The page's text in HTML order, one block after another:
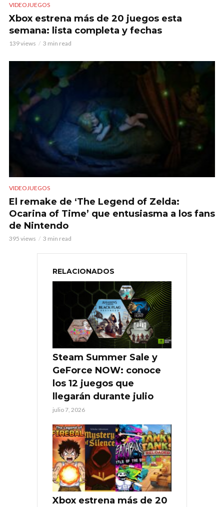
VIDEOJUEGOS
Xbox estrena más de 20 juegos esta
semana: lista completa y fechas
139 views 3 min read
VIDEOJUEGOS
El remake de ‘The Legend of Zelda:
Ocarina of Time’ que entusiasma a los fans
de Nintendo
395 views 3 min read
RELACIONADOS
Steam Summer Sale y
GeForce NOW: conoce
los 12 juegos que
llegarán durante julio
julio 7, 2026
Xbox estrena más de 20